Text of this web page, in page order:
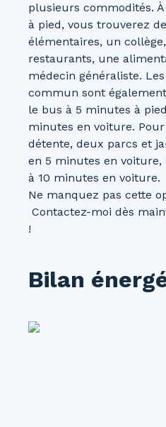
plusieurs commodités.
à pied, vous trouverez
élémentaires, un
restaurants, une
médecin généraliste.
commun sont
le bus à 5 minutes à
minutes en voiture.
détente, deux parcs et
en 5 minutes en
à 10 minutes en voiture.
Ne manquez pas cette
Contactez-moi dès
!
Bilan